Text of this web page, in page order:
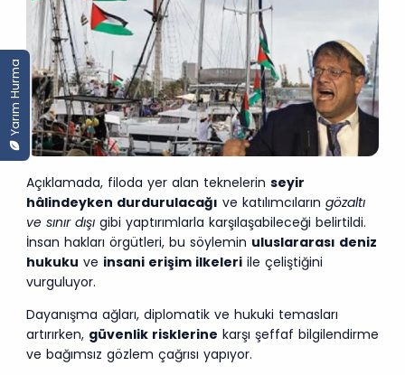
Yarım Hurma
Açıklamada, filoda yer alan teknelerin seyir
hâlindeyken durdurulacağı ve katılımcıların gözaltı
ve sınır dışı gibi yaptırımlarla karşılaşabileceği belirtildi.
İnsan hakları örgütleri, bu söylemin uluslararası deniz
hukuku ve insani erişim ilkeleri ile çeliştiğini
vurguluyor.
Dayanışma ağları, diplomatik ve hukuki temasları
artırırken, güvenlik risklerine karşı şeffaf bilgilendirme
ve bağımsız gözlem çağrısı yapıyor.